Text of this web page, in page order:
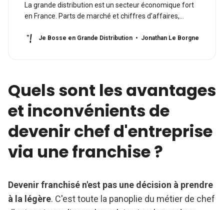
La grande distribution est un secteur économique fort
en France. Parts de marché et chiffres d’affaires,
supermarchés.
Je Bosse en Grande Distribution Jonathan Le Borgne
Quels sont les avantages
et inconvénients de
devenir chef d'entreprise
via une franchise ?
Devenir franchisé n'est pas une décision à prendre
à la légère. C'est toute la panoplie du métier de chef